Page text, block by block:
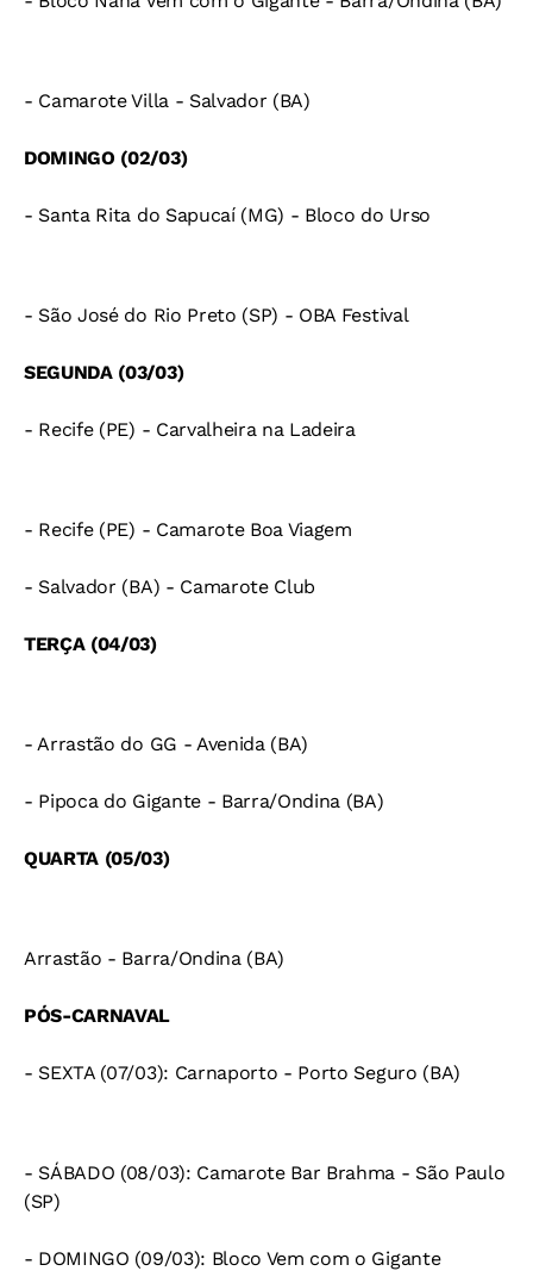
- Camarote Villa - Salvador (BA)
DOMINGO (02/03)
- Santa Rita do Sapucaí (MG) - Bloco do Urso
- São José do Rio Preto (SP) - OBA Festival
SEGUNDA (03/03)
- Recife (PE) - Carvalheira na Ladeira
- Recife (PE) - Camarote Boa Viagem
- Salvador (BA) - Camarote Club
TERÇA (04/03)
- Arrastão do GG - Avenida (BA)
- Pipoca do Gigante - Barra/Ondina (BA)
QUARTA (05/03)
Arrastão - Barra/Ondina (BA)
PÓS-CARNAVAL
- SEXTA (07/03): Carnaporto - Porto Seguro (BA)
- SÁBADO (08/03): Camarote Bar Brahma - São Paulo
(SP)
- ⁠DOMINGO (09/03): Bloco Vem com o Gigante